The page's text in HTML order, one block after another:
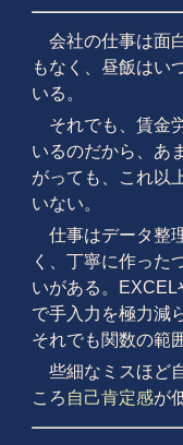
会社の仕事は面
もなく、昼飯はい
いる。
それでも、賃金
いるのだから、あ
がっても、これ以
いない。
仕事はデータ整
く、丁寧に作った
いがある。
で手入力を極力減
それでも関数の範
些細なミスほど
ころ 自己肯定感が